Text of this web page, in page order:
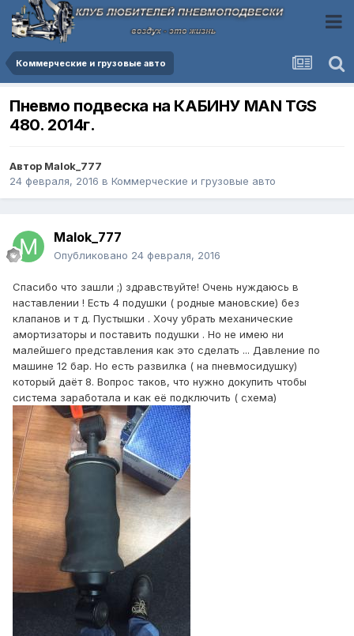
Коммерческие и грузовые авто
Пневмо подвеска на КАБИНУ MAN TGS
480. 2014г.
Автор Malok_777
24 февраля, 2016 в Коммерческие и грузовые авто
Malok_777
Опубликовано 24 февраля, 2016
Спасибо что зашли ;) здравствуйте! Очень нуждаюсь в
наставлении ! Есть 4 подушки ( родные мановские) без
клапанов и т д. Пустышки . Хочу убрать механические
амортизаторы и поставить подушки . Но не имею ни
малейшего представления как это сделать ... Давление по
машине 12 бар. Но есть развилка ( на пневмосидушку)
который даёт 8. Вопрос таков, что нужно докупить чтобы
система заработала и как её подключить ( схема)